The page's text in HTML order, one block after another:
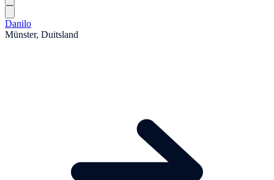
Danilo
Münster, Duitsland